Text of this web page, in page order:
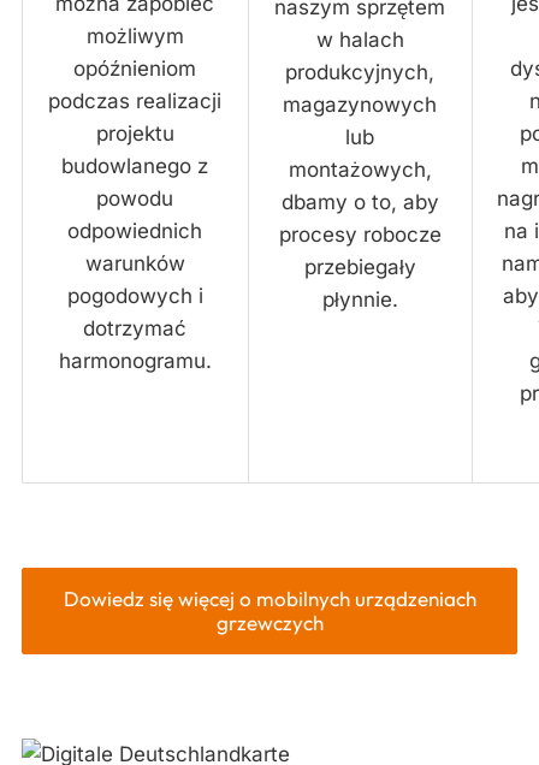
możliwym
opóźnieniom
podczas realizacji
projektu
budowlanego z
powodu
odpowiednich
warunków
pogodowych i
dotrzymać
harmonogramu.
naszym sprzętem
w halach
produkcyjnych,
magazynowych
lub
montażowych,
dbamy o to, aby
procesy robocze
przebiegały
płynnie.
na
Dowiedz się więcej o mobilnych urządzeniach
grzewczych